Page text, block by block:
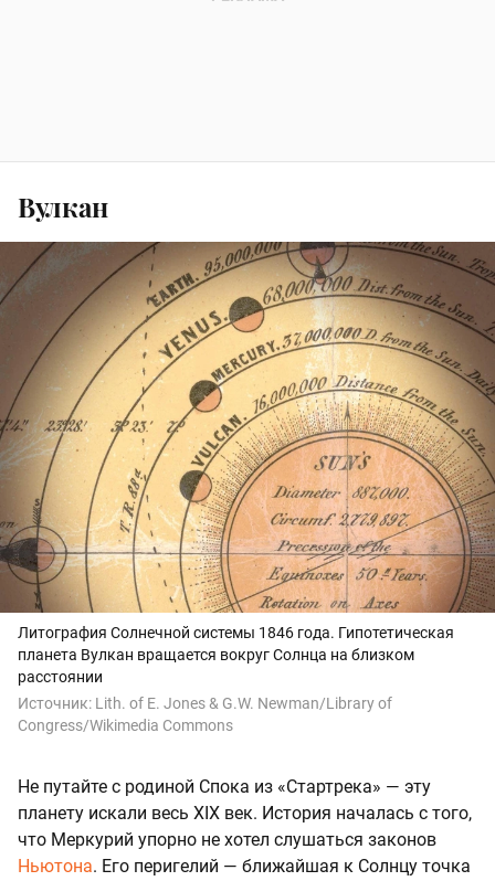
Вулкан
Литография Солнечной системы 1846 года. Гипотетическая
планета Вулкан вращается вокруг Солнца на близком
расстоянии
Источник: Lith. of E. Jones & G.W. Newman/Library of
Congress/Wikimedia Commons
Не путайте с родиной Спока из «Стартрека» — эту
планету искали весь XIX век. История началась с того,
что Меркурий упорно не хотел слушаться законов
Ньютона. Его перигелий — ближайшая к Солнцу точка